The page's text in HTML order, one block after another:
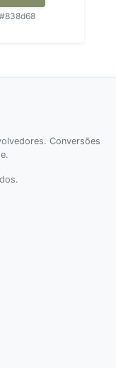
#838d68
Conversões